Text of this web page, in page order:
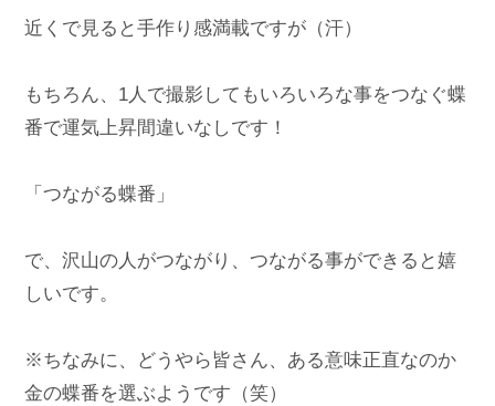
近くで見ると手作り感満載ですが（汗）
もちろん、1人で撮影してもいろいろな事をつなぐ蝶
番で運気上昇間違いなしです！
「つながる蝶番」
で、沢山の人がつながり、つながる事ができると嬉
しいです。
※ちなみに、どうやら皆さん、ある意味正直なのか
金の蝶番を選ぶようです（笑）